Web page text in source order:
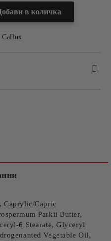
Callux
на работния ден.
Caprylic/Capric
Parkii Butter,
6 Stearate, Glyceryl
Vegetable Oil,